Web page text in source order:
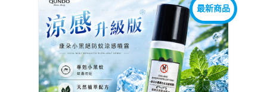
最新商品